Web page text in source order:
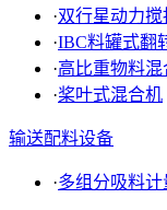
·双行星动力搅
·IBC料罐式翻
·高比重物料
·桨叶式混合机
输送配料设备
·多组分吸料计